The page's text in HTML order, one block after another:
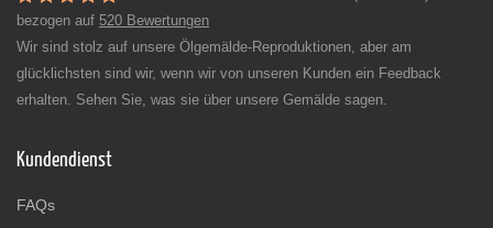
bezogen auf 520 Bewertungen
Wir sind stolz auf unsere Ölgemälde-Reproduktionen, aber am
glücklichsten sind wir, wenn wir von unseren Kunden ein Feedback
erhalten. Sehen Sie, was sie über unsere Gemälde sagen.
Kundendienst
FAQs